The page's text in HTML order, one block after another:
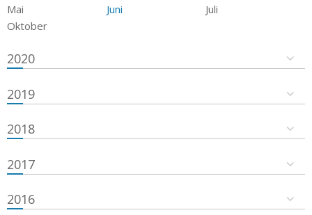
Mai
Juni
Juli
Oktober
2020
2019
2018
2017
2016